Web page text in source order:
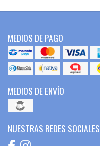
MEDIOS DE PAGO
MEDIOS DE ENVÍO
NUESTRAS REDES SOCIALES